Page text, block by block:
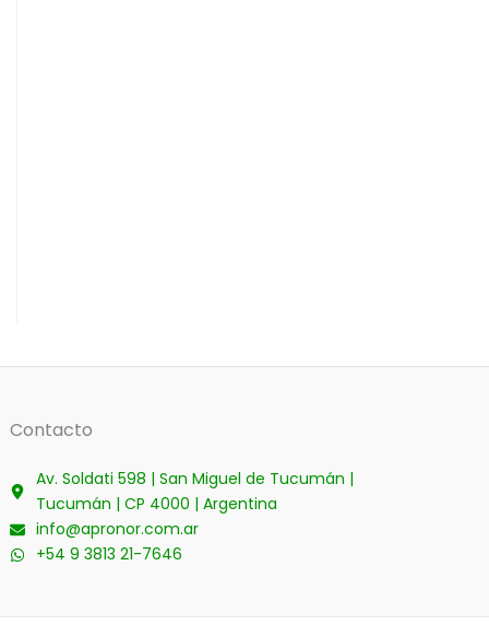
Contacto
Av. Soldati 598 | San Miguel de Tucumán |
Tucumán | CP 4000 | Argentina
info@apronor.com.ar
+54 9 3813 21-7646